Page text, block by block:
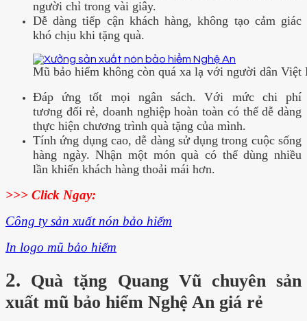
người chỉ trong vài giây.
Dễ dàng tiếp cận khách hàng, không tạo cảm giác
khó chịu khi tặng quà.
Mũ bảo hiểm không còn quá xa lạ với người dân Việt
Đáp ứng tốt mọi ngân sách. Với mức chi phí
tương đối rẻ, doanh nghiệp hoàn toàn có thể dễ dàng
thực hiện chương trình quà tặng của mình.
Tính ứng dụng cao, dễ dàng sử dụng trong cuộc sống
hàng ngày. Nhận một món quà có thể dùng nhiều
lần khiến khách hàng thoải mái hơn.
>>> Click Ngay:
Công ty sản xuất nón bảo hiểm
In logo mũ bảo hiểm
2. Quà tặng Quang Vũ chuyên sản
xuất mũ bảo hiểm Nghệ An giá rẻ